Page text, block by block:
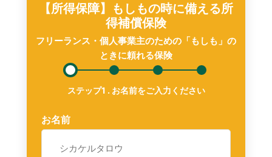
【所得保障】もしもの時に備える所
得補償保険
フリーランス・個人事業主のための「もしも」の
ときに頼れる保険
お名前